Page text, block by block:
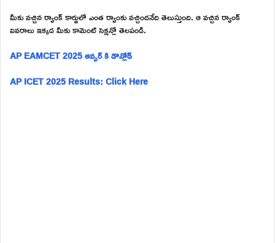
మీకు వచ్చిన ర్యాంక్ కార్డులో ఎంత ర్యాంకు వచ్చిందనేది తెలుస్తుంది. ఆ వచ్చిన ర్యాంక్
వివరాలు ఇక్కడ మీకు కామెంట్ సెక్షన్లో తెలపండి.
AP EAMCET 2025 ఆన్సర్ కి డౌన్లోడ్
AP ICET 2025 Results: Click Here